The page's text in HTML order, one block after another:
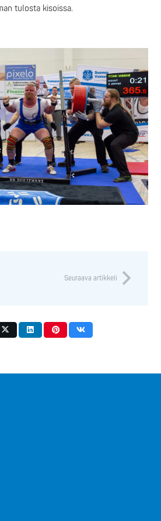
tulosta kisoissa.
Seuraava artikkeli